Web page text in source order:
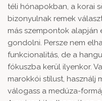
téli hónapokban, a korai
bizonyulnak remek
más szempontok alapján
gondolni. Persze nem
funkcionalitás, de a
fókuszba kerül ilyenkor.
marokkói stílust, használj
válogass a medúza-